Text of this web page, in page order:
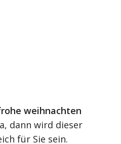
weihnachten
dann wird dieser
für Sie sein.